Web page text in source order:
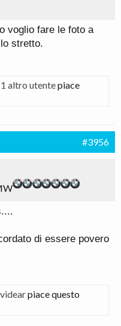
voglio fare le foto a
stretto.
1 altro utentepiace
#3956
di essere povero
piace questo